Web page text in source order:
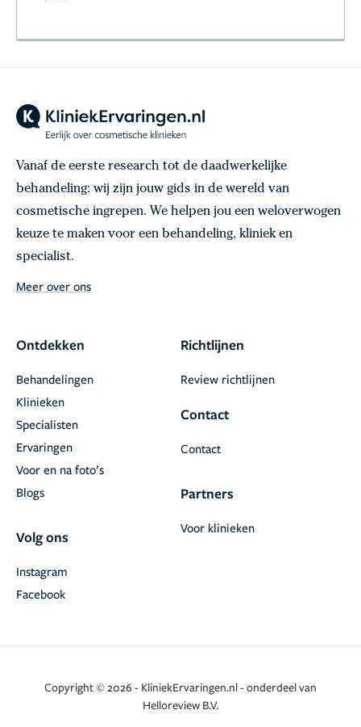
Vanaf de eerste research tot de daadwerkelijke
behandeling: wij zijn jouw gids in de wereld van
cosmetische ingrepen. We helpen jou een weloverwogen
keuze te maken voor een behandeling, kliniek en
specialist.
Meer over ons
Ontdekken
Behandelingen
Klinieken
Specialisten
Ervaringen
Voor en na foto’s
Blogs
Volg ons
Facebook
Instagram
Richtlijnen
Review richtlijnen
Contact
Contact
Partners
Voor klinieken
Copyright © 2026 - KliniekErvaringen.nl - onderdeel van
Helloreview B.V.